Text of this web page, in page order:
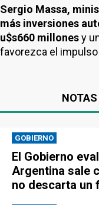
Sergio Massa,
más inversiones
u$s660 millonesy
favorezca el
GOBIERNO
El Gobierno
Argentina sale
no descarta un